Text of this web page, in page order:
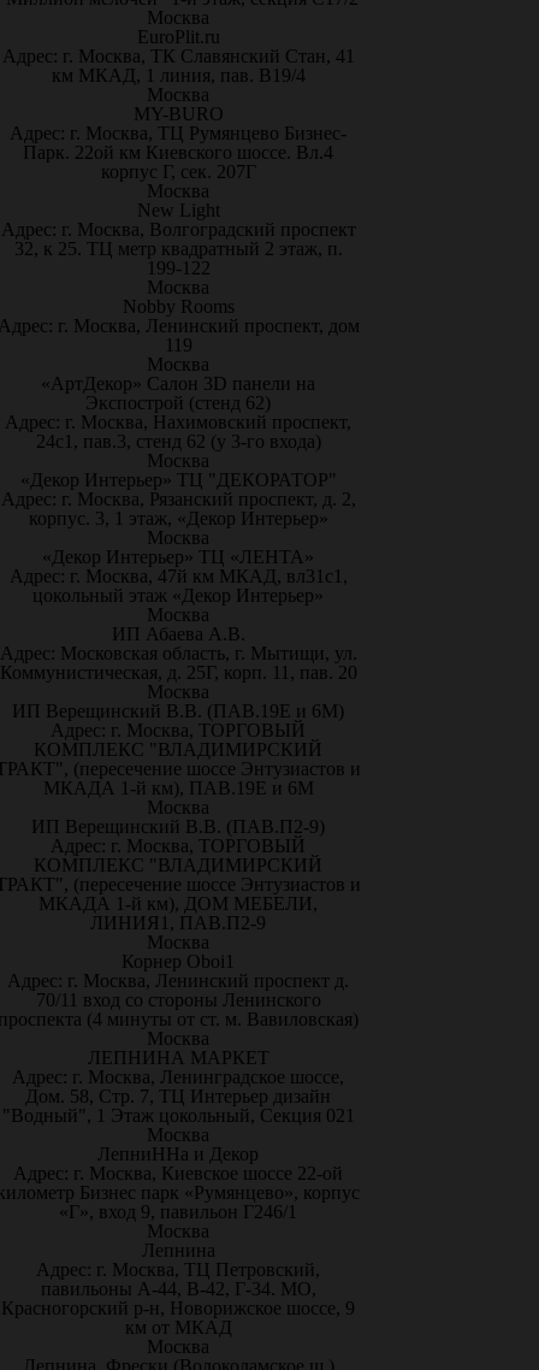
Москва
EuroPlit.ru
Адрес: г. Москва, ТК Славянский Стан, 41
км МКАД, 1 линия, пав. В19/4
Москва
MY-BURO
Адрес: г. Москва, ТЦ Румянцево Бизнес-
Парк. 22ой км Киевского шоссе. Вл.4
корпус Г, сек. 207Г
Москва
New Light
Адрес: г. Москва, Волгоградский проспект
32, к 25. ТЦ метр квадратный 2 этаж, п.
199-122
Москва
Nobby Rooms
г. Москва, Ленинский проспект, дом
119
Москва
«АртДекор» Салон 3D панели на
Экспострой (стенд 62)
Адрес: г. Москва, Нахимовский проспект,
24с1, пав.3, стенд 62 (у 3-го входа)
Москва
«Декор Интерьер» ТЦ "ДЕКОРАТОР"
Адрес: г. Москва, Рязанский проспект, д. 2,
корпус. 3, 1 этаж, «Декор Интерьер»
Москва
«Декор Интерьер» ТЦ «ЛЕНТА»
Адрес: г. Москва, 47й км МКАД, вл31с1,
цокольный этаж «Декор Интерьер»
Москва
ИП Абаева А.В.
Адрес: Московская область, г. Мытищи, ул.
Коммунистическая, д. 25Г, корп. 11, пав. 20
Москва
ИП Верещинский В.В. (ПАВ.19Е и 6М)
Адрес: г. Москва, ТОРГОВЫЙ
КОМПЛЕКС "ВЛАДИМИРСКИЙ
(пересечение шоссе Энтузиастов и
МКАДА 1-й км), ПАВ.19Е и 6М
Москва
ИП Верещинский В.В. (ПАВ.П2-9)
Адрес: г. Москва, ТОРГОВЫЙ
КОМПЛЕКС "ВЛАДИМИРСКИЙ
(пересечение шоссе Энтузиастов и
МКАДА 1-й км), ДОМ МЕБЕЛИ,
ЛИНИЯ1, ПАВ.П2-9
Москва
Корнер Oboi1
Адрес: г. Москва, Ленинский проспект д.
70/11 вход со стороны Ленинского
(4 минуты от ст. м. Вавиловская)
Москва
ЛЕПНИНА МАРКЕТ
Адрес: г. Москва, Ленинградское шоссе,
Дом. 58, Стр. 7, ТЦ Интерьер дизайн
"Водный", 1 Этаж цокольный, Секция 021
Москва
ЛепниННа и Декор
Адрес: г. Москва, Киевское шоссе 22-ой
Бизнес парк «Румянцево», корпус
«Г», вход 9, павильон Г246/1
Москва
Лепнина
Адрес: г. Москва, ТЦ Петровский,
павильоны А-44, В-42, Г-34. МО,
Красногорский р-н, Новорижское шоссе, 9
км от МКАД
Москва
Лепнина, Фрески (Волоколамское ш.)